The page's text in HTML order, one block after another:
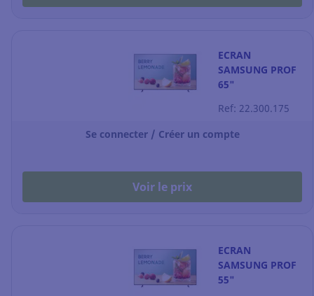
ECRAN
SAMSUNG PROF
65"
Ref: 22.300.175
Se connecter / Créer un compte
Voir le prix
ECRAN
SAMSUNG PROF
55"